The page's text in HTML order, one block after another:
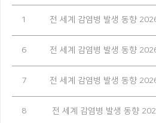
1 전 세계 감염병 발생 동향
6 전 세계 감염병 발생 동향
7 전 세계 감염병 발생 동향
8 전 세계 감염병 발생 동향